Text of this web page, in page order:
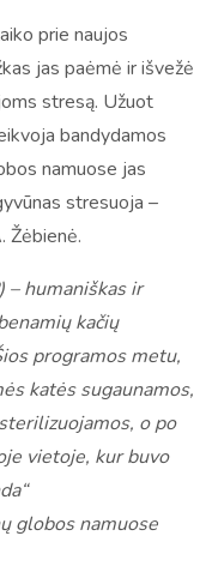
prie naujos
jas paėmė ir išvežė
stresą. Užuot
bandydamos
namuose jas
stresuoja –
Žėbienė.
– humaniškas ir
kačių
programos metu,
katės sugaunamos,
o po
vietoje, kur buvo
globos namuose